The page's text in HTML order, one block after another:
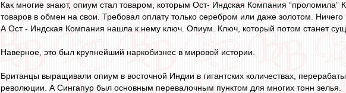
Как многие знают, опиум стал товаром, которым Ост- Индская Компания “проломила”
товаров в обмен на свои. Требовал оплату только серебром или даже золотом.
А Ост - Индская Компания нашла к нему ключ. Опиум. Ключ, который потом станет
Наверное, это был крупнейший наркобизнес в мировой истории.
Британцы выращивали опиум в восточной Индии в гигантских количествах,
революции. А Сингапур был основным перевалочным пунктом для многих тонн зелья.